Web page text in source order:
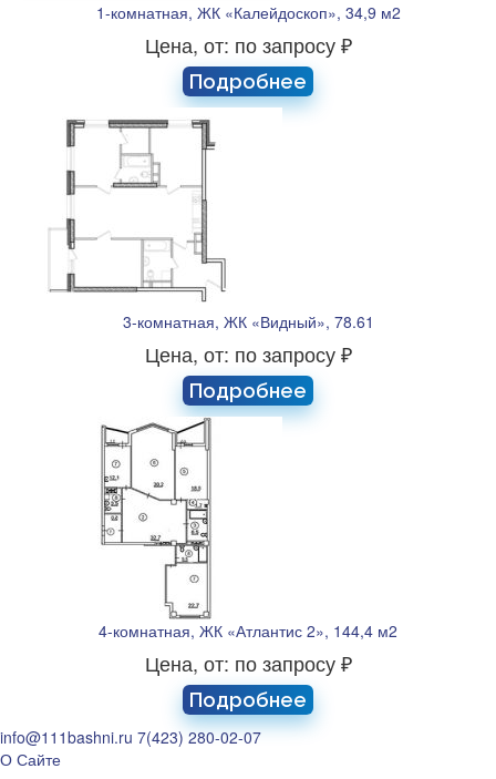
1-комнатная, ЖК «Калейдоскоп», 34,9 м2
Цена, от: по запросу ₽
Подробнее
3-комнатная, ЖК «Видный», 78.61
Цена, от: по запросу ₽
Подробнее
4-комнатная, ЖК «Атлантис 2», 144,4 м2
Цена, от: по запросу ₽
Подробнее
info@111bashni.ru 7(423) 280-02-07
О Сайте